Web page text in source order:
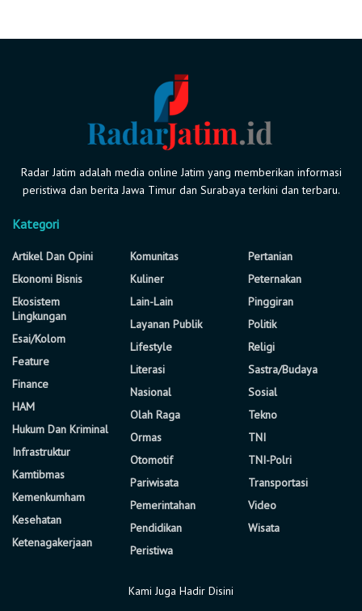
Radar Jatim adalah media online Jatim yang memberikan informasi
peristiwa dan berita Jawa Timur dan Surabaya terkini dan terbaru.
Kategori
Artikel Dan Opini
Ekonomi Bisnis
Ekosistem
Lingkungan
Esai/Kolom
Feature
Finance
HAM
Hukum Dan Kriminal
Infrastruktur
Kamtibmas
Kemenkumham
Kesehatan
Ketenagakerjaan
Komunitas
Kuliner
Lain-Lain
Layanan Publik
Lifestyle
Literasi
Nasional
Olah Raga
Ormas
Otomotif
Pariwisata
Pemerintahan
Pendidikan
Peristiwa
Pertanian
Peternakan
Pinggiran
Politik
Religi
Sastra/Budaya
Sosial
Tekno
TNI
TNI-Polri
Transportasi
Video
Wisata
Kami Juga Hadir Disini